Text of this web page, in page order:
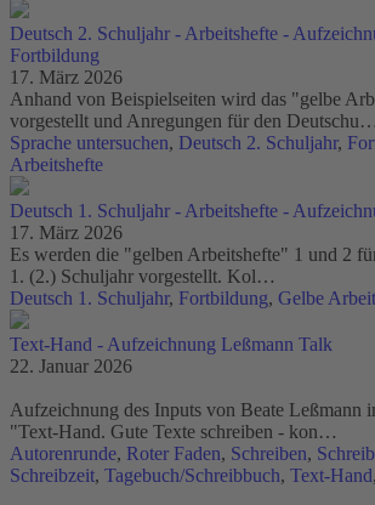
Deutsch 2. Schuljahr - Arbeitshefte -
Fortbildung
17. März 2026
Anhand von Beispielseiten wird das "gelbe
vorgestellt und Anregungen für den Deutschu…
Sprache untersuchen, Deutsch 2. Schuljahr,
Arbeitshefte
Deutsch 1. Schuljahr - Arbeitshefte -
17. März 2026
Es werden die "gelben Arbeitshefte" 1 und 2
1. (2.) Schuljahr vorgestellt. Kol…
Deutsch 1. Schuljahr, Fortbildung, Gelbe
Text-Hand - Aufzeichnung Leßmann Talk
22. Januar 2026
Aufzeichnung des Inputs von Beate Leßmann
"Text-Hand. Gute Texte schreiben - kon…
Autorenrunde, Roter Faden, Schreiben,
Schreibzeit, Tagebuch/Schreibbuch, Text-Hand,